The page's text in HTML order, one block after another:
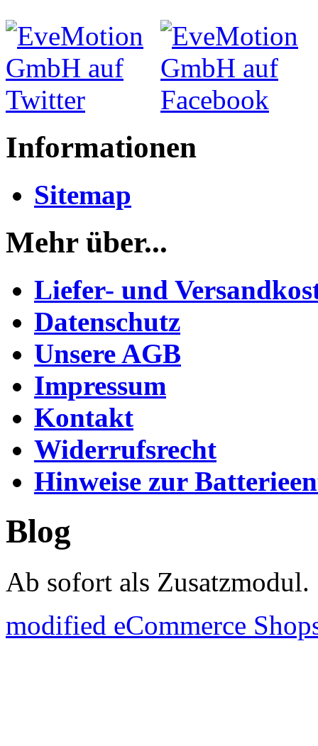
Informationen
Sitemap
Mehr über...
Liefer- und
Datenschutz
Unsere AGB
Impressum
Kontakt
Widerrufsrecht
Hinweise zur
Blog
Ab sofort als Zusatzmodul.
modified eCommerce